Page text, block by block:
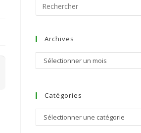
Archives
Sélectionner un mois
Catégories
Sélectionner une catégorie